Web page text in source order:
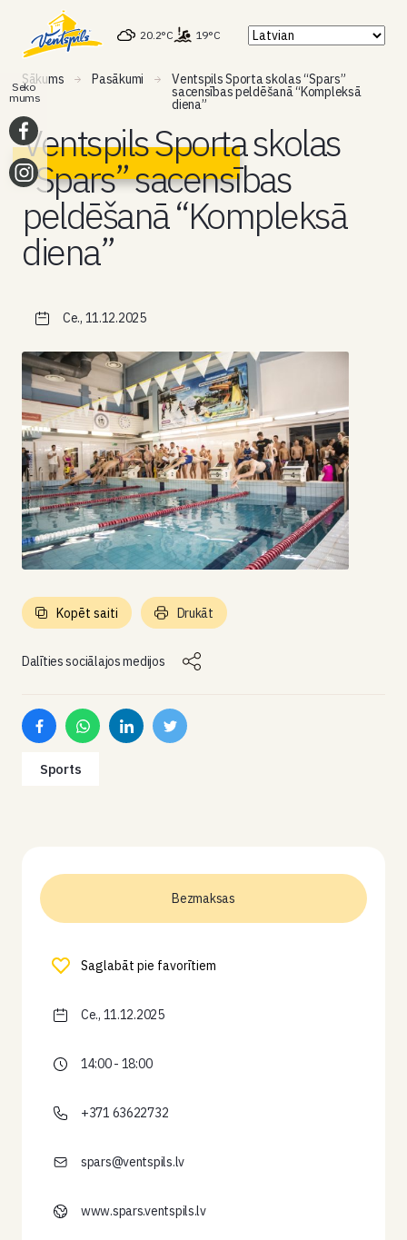
20.2°C 19°C
Sākums Pasākumi Ventspils Sporta skolas “Spars”
sacensības peldēšanā “Kompleksā
diena”
Ventspils Sporta skolas
“Spars” sacensības
peldēšanā “Kompleksā
diena”
Ce., 11.12.2025
Dalīties sociālajos medijos
Kopēt saiti Drukāt
Sports
Bezmaksas
Saglabāt pie favorītiem
Ce., 11.12.2025
14:00 - 18:00
+371 63622732
spars@ventspils.lv
www.spars.ventspils.lv
Seko
mums